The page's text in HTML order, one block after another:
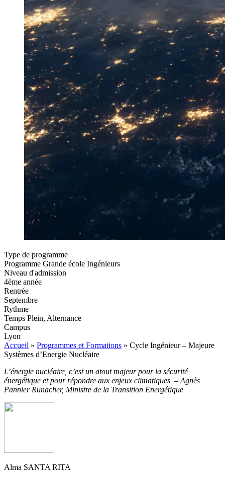
Type de programme
Programme Grande école Ingénieurs
Niveau d'admission
4ème année
Rentrée
Septembre
Rythme
Temps Plein, Alternance
Campus
Lyon
Accueil » Programmes et Formations » Cycle Ingénieur – Majeure
Systèmes d’Energie Nucléaire
L’énergie nucléaire, c’est un atout majeur pour la sécurité
énergétique et pour répondre aux enjeux climatiques – Agnès
Pannier Runacher, Ministre de la Transition Energétique
Alma SANTA RITA